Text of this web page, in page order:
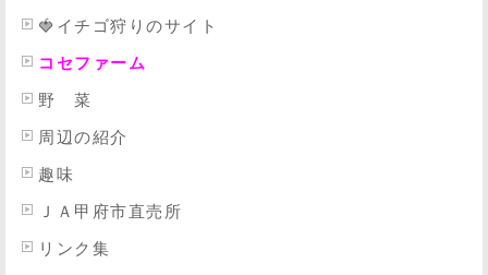
🍓イチゴ狩りのサイト
コセファーム
野 菜
周辺の紹介
趣味
ＪＡ甲府市直売所
リンク集